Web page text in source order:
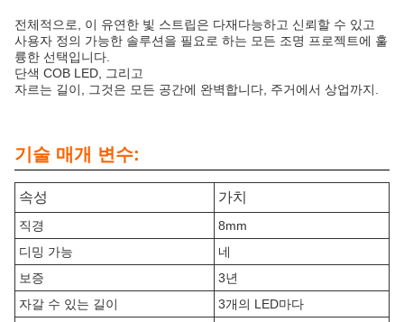
전체적으로, 이 유연한 빛 스트립은 다재다능하고 신뢰할 수 있고
사용자 정의 가능한 솔루션을 필요로 하는 모든 조명 프로젝트에 훌
륭한 선택입니다.
단색 COB LED, 그리고
자르는 길이, 그것은 모든 공간에 완벽합니다, 주거에서 상업까지.
기술 매개 변수:
속성 가치
직경
8mm
디밍 가능
네
보증
3년
자갈 수 있는 길이
3개의 LED마다